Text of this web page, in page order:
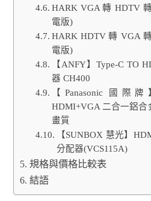
HARK VGA 轉 HDTV
電版)
HARK HDTV 轉 VGA
電版)
【ANFY】Type-C TO
器 CH400
【Panasonic 國際牌
HDMI+VGA 二合一鋁合
畫質
【SUNBOX 慧光】
分配器(VCS115A)
規格與價格比較表
結語